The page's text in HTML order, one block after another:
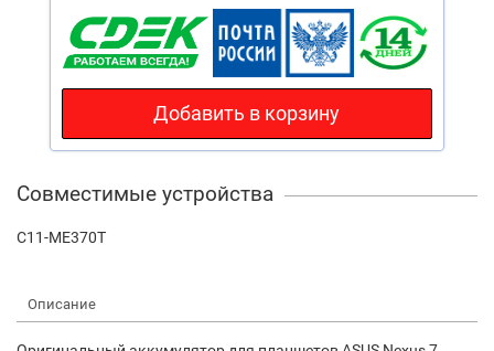
Добавить в корзину
Совместимые устройства
C11-ME370T
Описание